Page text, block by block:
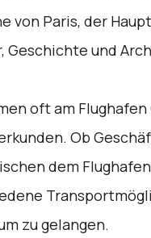
von Paris, der
Geschichte und
oft am
Ob
dem
zu gelangen.